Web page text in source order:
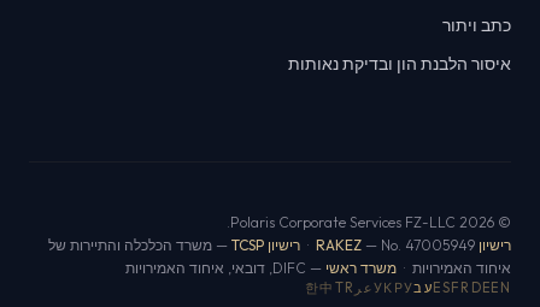
כתב ויתור
איסור הלבנת הון ובדיקת נאותות
© 2026 Polaris Corporate Services FZ-LLC.
רישיון RAKEZ — No. 47005949 · רישיון TCSP
— משרד הכלכלה והתיירות של
איחוד האמירויות · משרד ראשי — DIFC, דובאי, איחוד האמירויות
EN
DE
FR
ES עבРУ
УКعر TR
中
한